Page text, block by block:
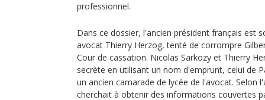
professionnel.
Dans ce dossier, l'ancien président français est
avocat Thierry Herzog, tenté de corrompre
Cour de cassation. Nicolas Sarkozy et Thierry
secrète en utilisant un nom d'emprunt, celui de
un ancien camarade de lycée de l'avocat. Selon
cherchait à obtenir des informations couvertes